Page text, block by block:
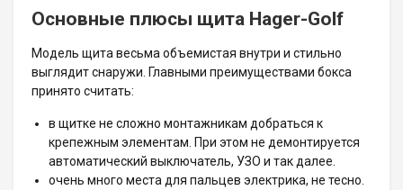
Основные плюсы щита Hager-Golf
Модель щита весьма объемистая внутри и стильно
выглядит снаружи. Главными преимуществами бокса
принято считать:
в щитке не сложно монтажникам добраться к
крепежным элементам. При этом не демонтируется
автоматический выключатель, УЗО и так далее.
очень много места для пальцев электрика, не тесно.